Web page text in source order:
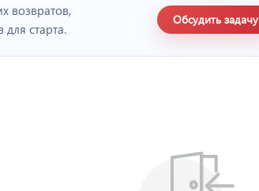
возвратов,
старта.
Обсудить задачу